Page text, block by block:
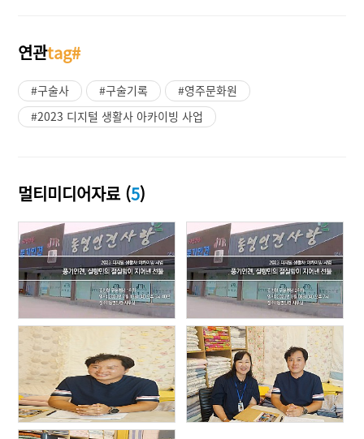
연관tag#
#구술사 #구술기록
#영주문화원
#2023 디지털 생활사 아카이빙 사업
멀티미디어자료 (5)